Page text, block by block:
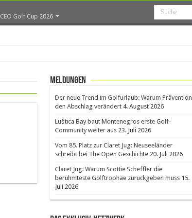
CEO Golf Cup 2026
Meldungen
Der neue Trend im Golfurlaub: Warum Prävention
den Abschlag verändert 4. August 2026
Luštica Bay baut Montenegros erste Golf-
Community weiter aus 23. Juli 2026
Vom 85. Platz zur Claret Jug: Neuseeländer
schreibt bei The Open Geschichte 20. Juli 2026
Claret Jug: Warum Scottie Scheffler die
berühmteste Golftrophäe zurückgeben muss 15.
Juli 2026